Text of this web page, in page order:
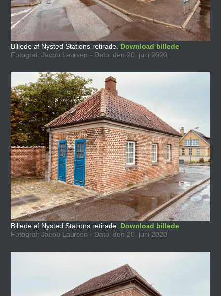
Billede af Nysted Stations retirade. Download billede
Fotograf: Jacob Laursen - Dato: den 20. juni 2020
Billede af Nysted Stations retirade. Download billede
Fotograf: Jacob Laursen - Dato: den 20. juni 2020